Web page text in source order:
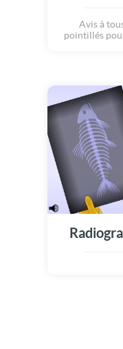
Avis à
pointillés
de fou rire!
surtout,